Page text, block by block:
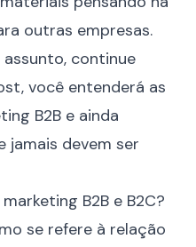
outras empresas.
continue
você entenderá as
B2B e ainda
jamais devem ser
B2B e B2C?
se refere à relação